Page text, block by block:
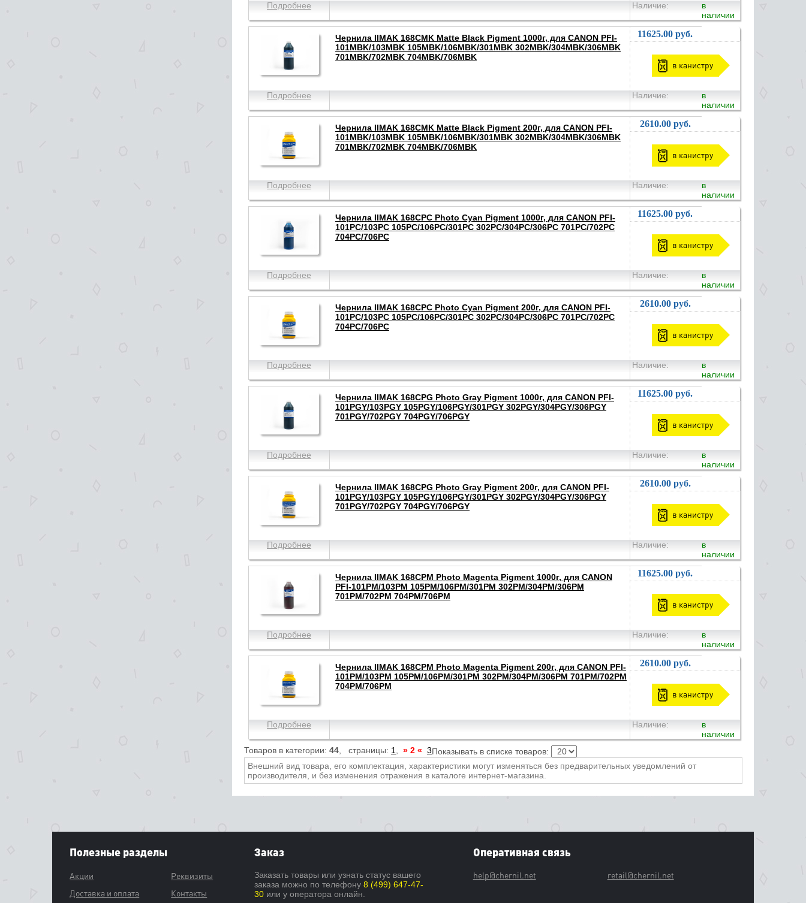
Подробнее Наличие:
в
наличии
Чернила IIMAK 168CMK Matte Black Pigment 1000г, для CANON PFI-
101MBK/103MBK 105MBK/106MBK/301MBK 302MBK/304MBK/306MBK
701MBK/702MBK 704MBK/706MBK
11625.00 руб.
в канистру
Подробнее Наличие:
в
наличии
Чернила IIMAK 168CMK Matte Black Pigment 200г, для CANON PFI-
101MBK/103MBK 105MBK/106MBK/301MBK 302MBK/304MBK/306MBK
701MBK/702MBK 704MBK/706MBK
2610.00 руб.
в канистру
Подробнее Наличие:
в
наличии
Чернила IIMAK 168CPC Photo Cyan Pigment 1000г, для CANON PFI-
101PC/103PC 105PC/106PC/301PC 302PC/304PC/306PC 701PC/702PC
704PC/706PC
11625.00 руб.
в канистру
Подробнее Наличие:
в
наличии
Чернила IIMAK 168CPC Photo Cyan Pigment 200г, для CANON PFI-
101PC/103PC 105PC/106PC/301PC 302PC/304PC/306PC 701PC/702PC
704PC/706PC
2610.00 руб.
в канистру
Подробнее Наличие:
в
наличии
Чернила IIMAK 168CPG Photo Gray Pigment 1000г, для CANON PFI-
101PGY/103PGY 105PGY/106PGY/301PGY 302PGY/304PGY/306PGY
701PGY/702PGY 704PGY/706PGY
11625.00 руб.
в канистру
Подробнее Наличие:
в
наличии
Чернила IIMAK 168CPG Photo Gray Pigment 200г, для CANON PFI-
101PGY/103PGY 105PGY/106PGY/301PGY 302PGY/304PGY/306PGY
701PGY/702PGY 704PGY/706PGY
2610.00 руб.
в канистру
Подробнее Наличие:
в
наличии
Чернила IIMAK 168CPM Photo Magenta Pigment 1000г, для CANON
PFI-101PM/103PM 105PM/106PM/301PM 302PM/304PM/306PM
701PM/702PM 704PM/706PM
11625.00 руб.
в канистру
Подробнее Наличие:
в
наличии
Чернила IIMAK 168CPM Photo Magenta Pigment 200г, для CANON PFI-
101PM/103PM 105PM/106PM/301PM 302PM/304PM/306PM 701PM/702PM
704PM/706PM
2610.00 руб.
в канистру
Подробнее Наличие:
в
наличии
Товаров в категории: 44 , страницы: 1 » 2 « 3Показывать в списке товаров:
Внешний вид товара, его комплектация, характеристики могут изменяться без предварительных уведомлений от
производителя, и без изменения отражения в каталоге интернет-магазина.
Полезные разделы
Акции
Доставка и оплата
Реквизиты
Контакты
Заказ
Заказать товары или узнать статус вашего
заказа можно по телефону 8 (499) 647-47-
30или у оператора онлайн.
Оперативная связь
help@chernil.net retail@chernil.net